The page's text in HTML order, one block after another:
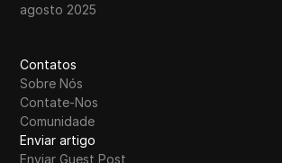
agosto 2025
Contatos
Sobre Nós
Contate-Nos
Comunidade
Enviar artigo
Enviar Guest Post